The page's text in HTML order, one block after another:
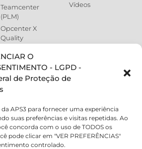
O
- LGPD -
de Proteção de
APS3 para fornecer uma experiência
suas preferências e visitas repetidas. Ao
concorda com o uso de TODOS os
pode clicar em "VER PREFERÊNCIAS"
controlado.
Teamcenter
(PLM)
Opcenter X
Quality
SETORES
Atomobilístico
Eletrodomestico
Máquinas e
Equipamentos
Beleza, Cuidados
Pessoais e
Vídeos